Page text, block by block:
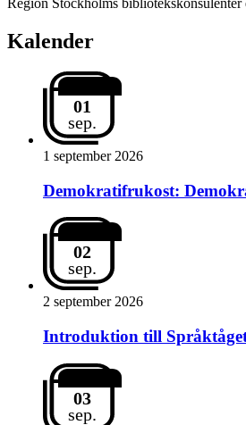
Region Stockholms
Kalender
01
sep.
1 september 2026
Demokratifrukost:
02
sep.
2 september 2026
Introduktion till
03
sep.